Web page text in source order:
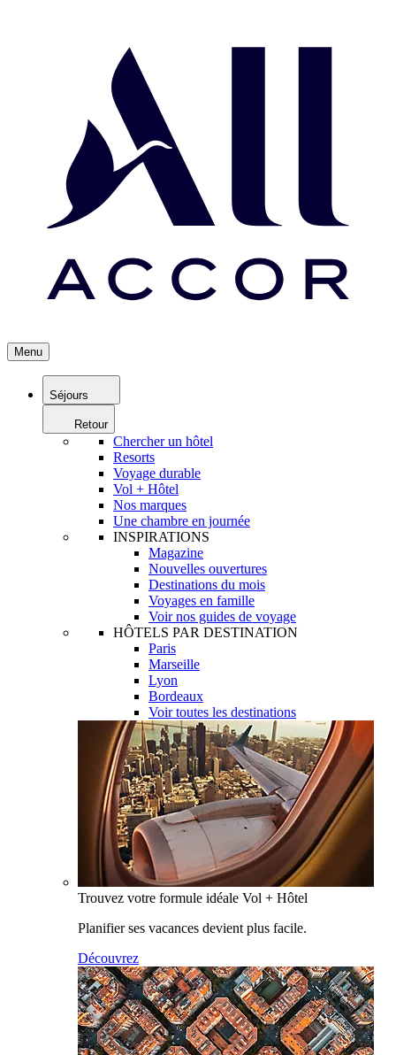
Menu
Séjours
Retour
Chercher un hôtel
Resorts
Voyage durable
Vol + Hôtel
Nos marques
Une chambre en journée
INSPIRATIONS
Magazine
Nouvelles ouvertures
Destinations du mois
Voyages en famille
Voir nos guides de voyage
HÔTELS PAR DESTINATION
Paris
Marseille
Lyon
Bordeaux
Voir toutes les destinations
Trouvez votre formule idéale Vol + Hôtel
Planifier ses vacances devient plus facile.
Découvrez